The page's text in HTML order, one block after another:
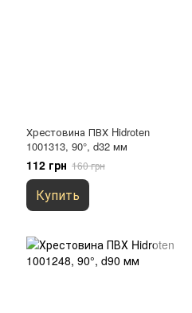
Хрестовина ПВХ Hidroten
1001313, 90°, d32 мм
112 грн 160 грн
Купить